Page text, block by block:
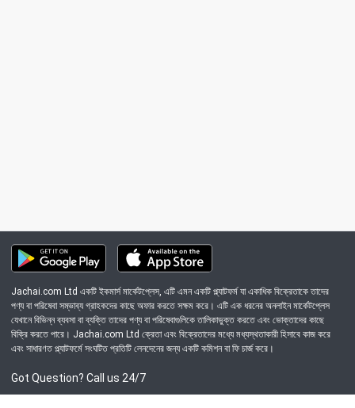
Jachai.com Ltd একটি ইকমার্স মার্কেটপ্লেস, এটি এমন একটি প্ল্যাটফর্ম যা একাধিক বিক্রেতাকে তাদের
পণ্য বা পরিষেবা সম্ভাব্য গ্রাহকদের কাছে অফার করতে সক্ষম করে। এটি এক ধরনের অনলাইন মার্কেটপ্লেস
যেখানে বিভিন্ন ব্যবসা বা ব্যক্তি তাদের পণ্য বা পরিষেবাগুলিকে তালিকাভুক্ত করতে এবং ভোক্তাদের কাছে
বিক্রি করতে পারে। Jachai.com Ltd ক্রেতা এবং বিক্রেতাদের মধ্যে মধ্যস্থতাকারী হিসাবে কাজ করে
এবং সাধারণত প্ল্যাটফর্মে সংঘটিত প্রতিটি লেনদেনের জন্য একটি কমিশন বা ফি চার্জ করে।
Got Question? Call us 24/7